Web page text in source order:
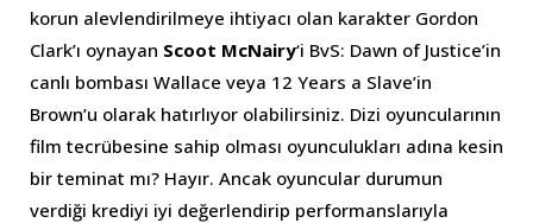
korun alevlendirilmeye ihtiyacı olan karakter Gordon
Clark’ı oynayan Scoot McNairy‘i BvS: Dawn of Justice’in
canlı bombası Wallace veya 12 Years a Slave’in
Brown’u olarak hatırlıyor olabilirsiniz. Dizi oyuncularının
film tecrübesine sahip olması oyunculukları adına kesin
bir teminat mı? Hayır. Ancak oyuncular durumun
verdiği krediyi iyi değerlendirip performanslarıyla